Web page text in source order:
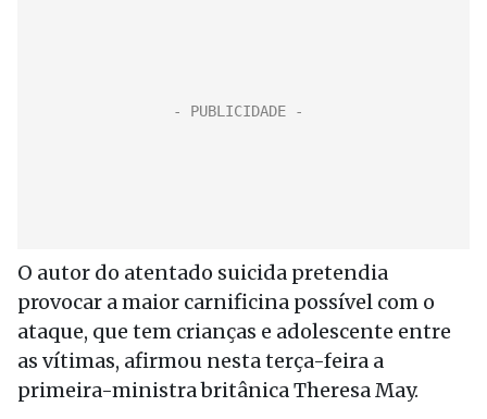
O autor do atentado suicida pretendia
provocar a maior carnificina possível com o
ataque, que tem crianças e adolescente entre
as vítimas, afirmou nesta terça-feira a
primeira-ministra britânica Theresa May.